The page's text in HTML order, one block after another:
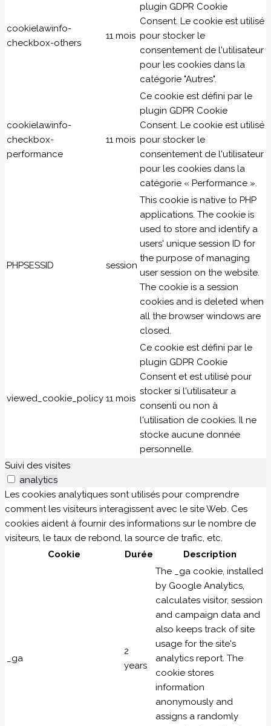
cookielawinfo-
checkbox-others
11 mois
plugin GDPR Cookie
Consent. Le cookie est utilisé
pour stocker le
consentement de l'utilisateur
pour les cookies dans la
catégorie "Autres".
cookielawinfo-
checkbox-
performance
11 mois
Ce cookie est défini par le
plugin GDPR Cookie
Consent. Le cookie est utilisé
pour stocker le
consentement de l'utilisateur
pour les cookies dans la
catégorie « Performance ».
PHPSESSID session
This cookie is native to PHP
applications. The cookie is
used to store and identify a
users' unique session ID for
the purpose of managing
user session on the website.
The cookie is a session
cookies and is deleted when
all the browser windows are
closed.
viewed_cookie_policy 11 mois
Ce cookie est défini par le
plugin GDPR Cookie
Consent et est utilisé pour
stocker si l'utilisateur a
consenti ou non à
l'utilisation de cookies. Il ne
stocke aucune donnée
personnelle.
Suivi des visites
analytics
Les cookies analytiques sont utilisés pour comprendre
comment les visiteurs interagissent avec le site Web. Ces
cookies aident à fournir des informations sur le nombre de
visiteurs, le taux de rebond, la source de trafic, etc.
Cookie
Durée Description
_ga
2
years
The _ga cookie, installed
by Google Analytics,
calculates visitor, session
and campaign data and
also keeps track of site
usage for the site's
analytics report. The
cookie stores
information
anonymously and
assigns a randomly